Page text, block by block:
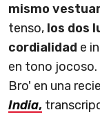
mismo
tenso, los dos
cordialidad e
en tono jocoso.
Bro' en una
India,